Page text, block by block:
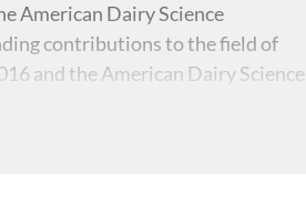
American Dairy Science
contributions to the field of
and the American Dairy Science